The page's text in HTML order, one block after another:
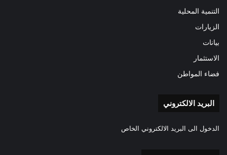
التنمية المحلية
الزيارات
بيانات
الاستثمار
فضاء المواطن
البريد الالكتروني
الدخول الى البريد الالكتروني الخاص